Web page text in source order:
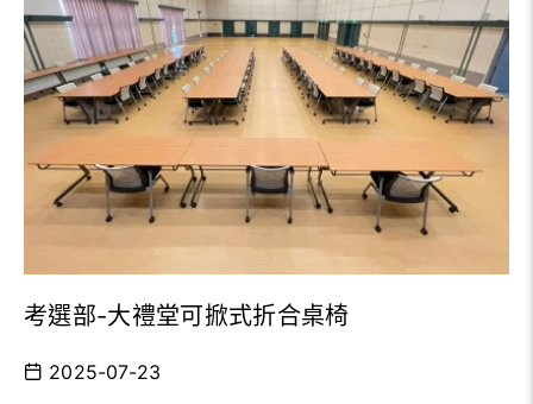
考選部-大禮堂可掀式折合桌椅
2025-07-23